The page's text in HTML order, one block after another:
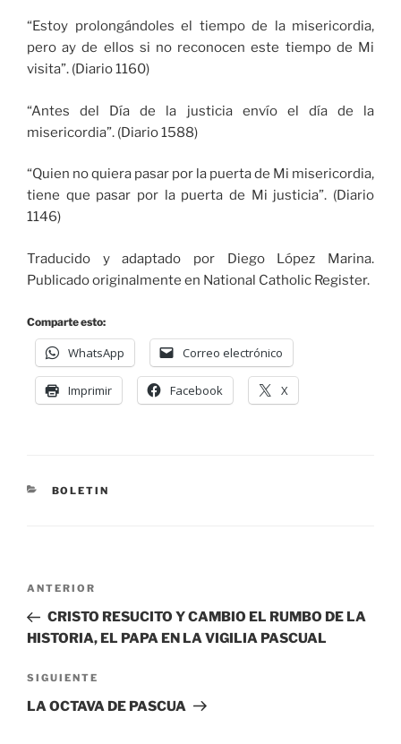
“Estoy prolongándoles el tiempo de la misericordia,
pero ay de ellos si no reconocen este tiempo de Mi
visita”. (Diario 1160)
“Antes del Día de la justicia envío el día de la
misericordia”. (Diario 1588)
“Quien no quiera pasar por la puerta de Mi misericordia,
tiene que pasar por la puerta de Mi justicia”. (Diario
1146)
Traducido y adaptado por Diego López Marina.
Publicado originalmente en National Catholic Register.
Comparte esto:
WhatsApp Correo electrónico
Imprimir Facebook X
BOLETIN
ANTERIOR
CRISTO RESUCITO Y CAMBIO EL RUMBO DE LA
HISTORIA, EL PAPA EN LA VIGILIA PASCUAL
SIGUIENTE
LA OCTAVA DE PASCUA